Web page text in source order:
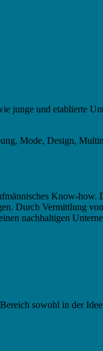
junge und etablierte
Mode, Design,
Know-
Durch Vermittlung
nachhaltigen
sowohl in der